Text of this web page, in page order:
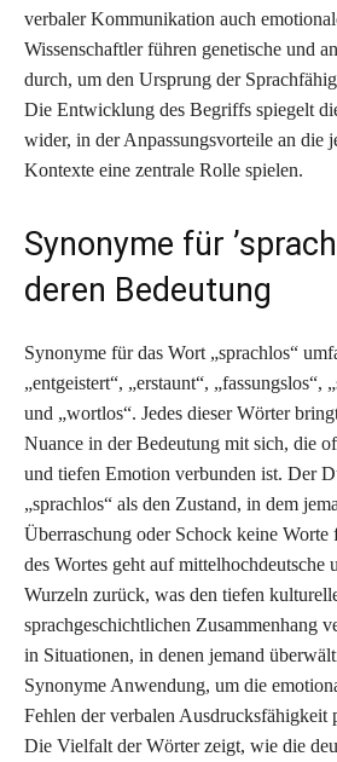
verbaler Kommunikation auch
Wissenschaftler führen genetische und
durch, um den Ursprung der
Die Entwicklung des Begriffs spiegelt
wider, in der Anpassungsvorteile an die
Kontexte eine zentrale Rolle spielen.
Synonyme für
deren Bedeutung
Synonyme für das Wort „sprachlos“
„entgeistert“, „erstaunt“, „fassungslos“,
und „wortlos“. Jedes dieser Wörter
Nuance in der Bedeutung mit sich, die
und tiefen Emotion verbunden ist. Der
„sprachlos“ als den Zustand, in dem
Überraschung oder Schock keine
des Wortes geht auf mittelhochdeutsche
Wurzeln zurück, was den tiefen
sprachgeschichtlichen Zusammenhang
in Situationen, in denen jemand
Synonyme Anwendung, um die
Fehlen der verbalen Ausdrucksfähigkeit
Die Vielfalt der Wörter zeigt, wie die